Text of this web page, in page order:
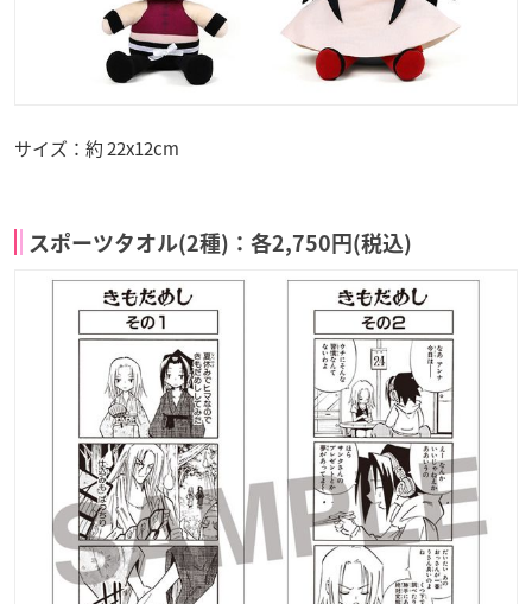
サイズ：約 22x12cm
スポーツタオル(2種)：各2,750円(税込)